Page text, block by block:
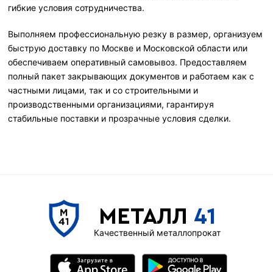
гибкие условия сотрудничества.
Выполняем профессиональную резку в размер, организуем
быструю доставку по Москве и Московской области или
обеспечиваем оперативный самовывоз. Предоставляем
полный пакет закрывающих документов и работаем как с
частными лицами, так и со строительными и
производственными организациями, гарантируя
стабильные поставки и прозрачные условия сделки.
МЕТАЛЛ 41
Качественный металлопрокат